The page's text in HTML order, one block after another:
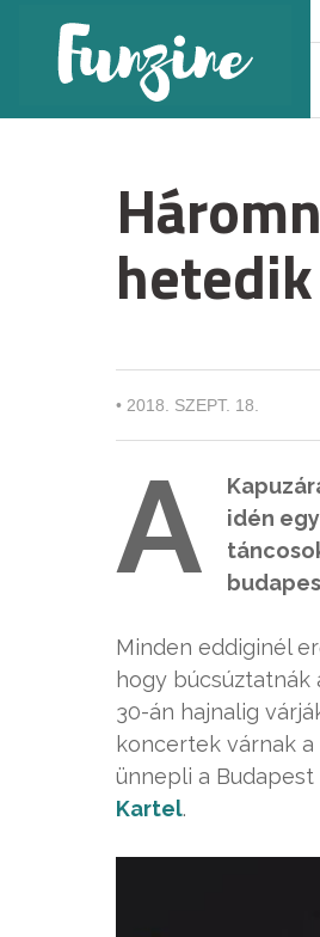
• 2018. SZEPT. 18.
A
idén
Minden eddiginél
hogy
30-án hajnalig
koncertek várnak
ünnepli a
Kartel.